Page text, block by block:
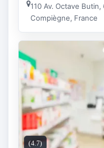
110 Av. Octave
Compiègne, France
(4.7)